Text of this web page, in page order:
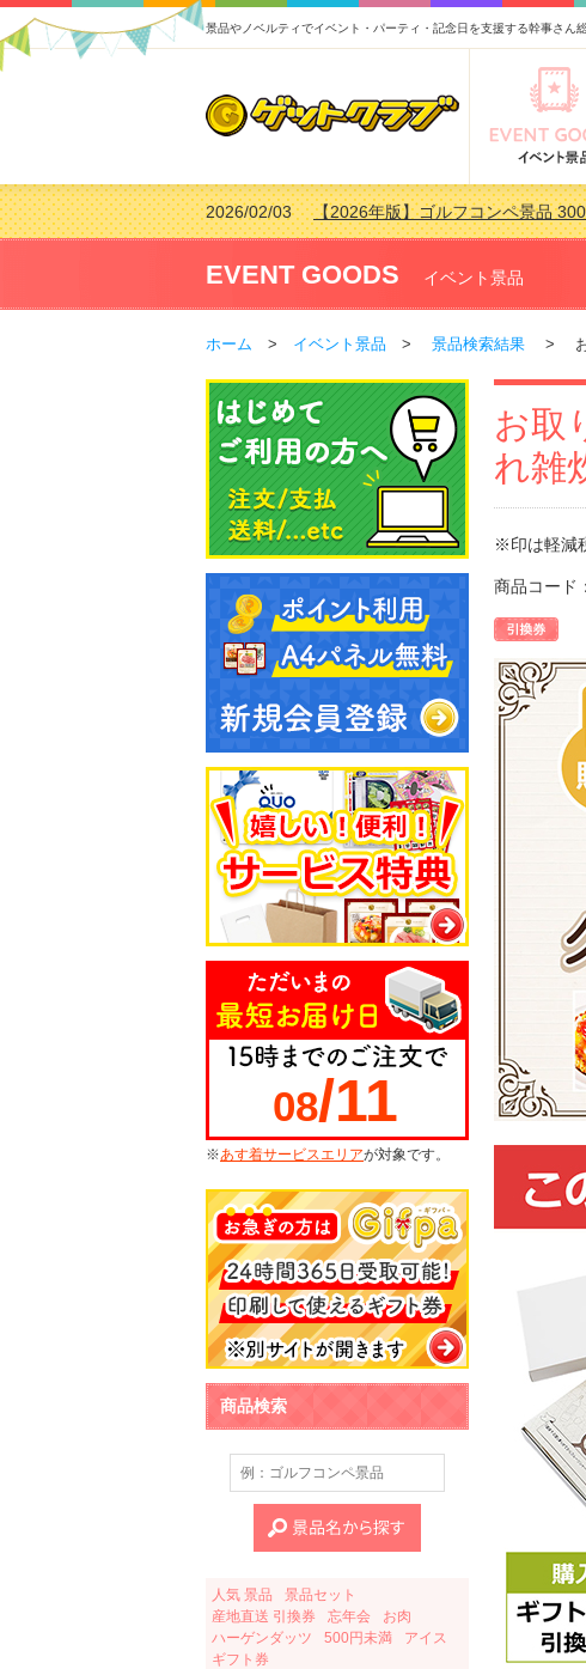
景品やノベルティでイベント・パーティ・記念日を支援する幹事さん
2026/02/03【2026年版】ゴルフコンペ景品
2026/07/15【2026年版】ビンゴゲーム景品お
2026/04/03【2026年版】ゴルフコンペ景品
2026/02/16【2026年版】結婚式の二次会で貰
EVENT GOODS イベント景品
ホーム > イベント景品 > 景品検索結果 > お取
08/11
※あす着サービスエリアが対象です。
商品検索
人気 景品
景品セット
産地直送 引換券
忘年会
お肉
ハーゲンダッツ
500円未満
アイス
ギフト券
お取
れ雑
※印は軽減
商品コード